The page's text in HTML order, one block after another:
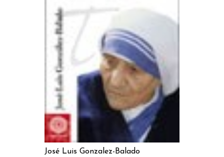
AGGIUNGI AL CARRELLO
José Luis Gonzalez-Balado